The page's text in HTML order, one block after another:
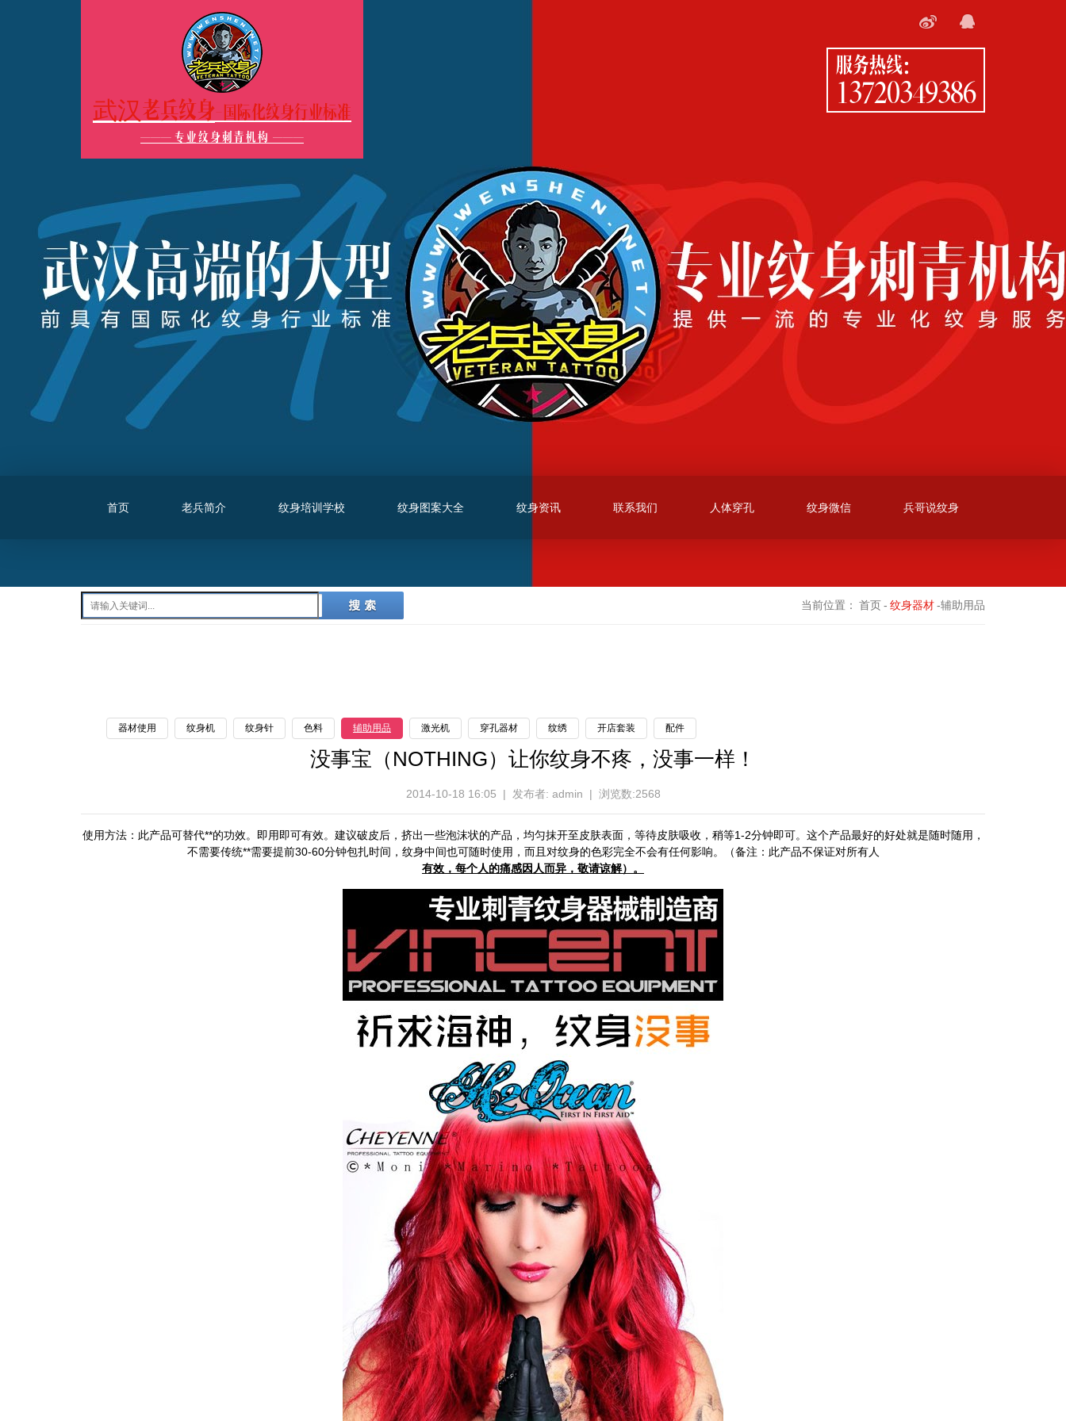
武汉老兵纹身-国际化纹身行业标准
——— 专业纹身刺青机构 ———
服务热线：
13720349386
首页 老兵简介 纹身培训学校 纹身图案大全 纹身资讯 联系我们 人体穿孔 纹身微信 兵哥说纹身
当前位置： 首页- 纹身器材-辅助用品
器材使用 纹身机 纹身针 色料 辅助用品 激光机 穿孔器材 纹绣 开店套装 配件
没事宝（NOTHING）让你纹身不疼，没事一样！
2014-10-18 16:05 | 发布者: admin | 浏览数:2568
使用方法：此产品可替代**的功效。即用即可有效。建议破皮后，挤出一些泡沫状的产品，均匀抹开至皮肤表面，等待皮肤吸收，稍等1-2分钟即可。这个产品最好的好处就是随时随用，
不需要传统**需要提前30-60分钟包扎时间， 纹身中间也可随时使用，而且对纹身的色彩完全不会有任何影响。（备注：此产品不保证对所有人
有效，每个人的痛感因人而异，敬请谅解）。